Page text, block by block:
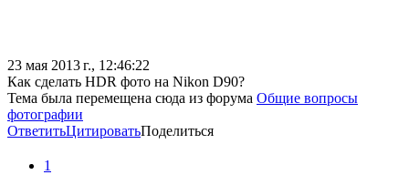
23 мая 2013 г., 12:46:22
Как сделать HDR фото на Nikon D90?
Тема была перемещена сюда из форума Общие вопросы
фотографии
ОтветитьЦитироватьПоделиться
1